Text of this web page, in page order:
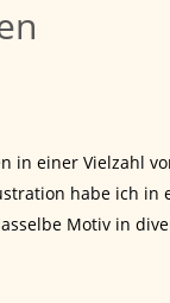
in einer Vielzahl
habe ich in
Motiv in